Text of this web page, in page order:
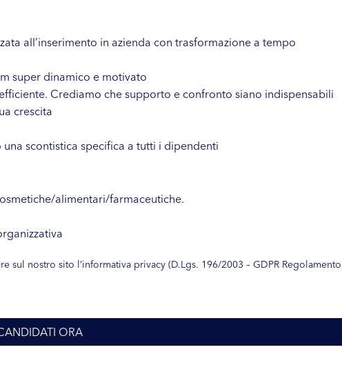
all’inserimento in azienda con trasformazione a tempo
super dinamico e motivato
Crediamo che supporto e confronto siano indispensabili
crescita
scontistica specifica a tutti i dipendenti
alimentari/farmaceutiche.
sul nostro sito l’informativa privacy (D.Lgs. 196/2003 – GDPR Regolamento
ORA